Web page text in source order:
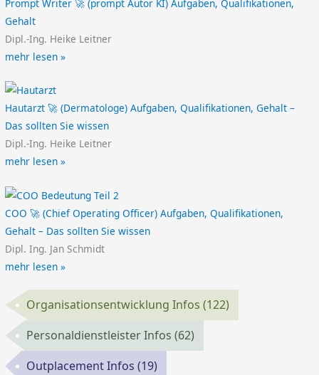
Prompt Writer 🚀 (prompt Autor KI) Aufgaben, Qualifikationen,
Gehalt
Dipl.-Ing. Heike Leitner
mehr lesen »
Hautarzt 🚀 (Dermatologe) Aufgaben, Qualifikationen, Gehalt –
Das sollten Sie wissen
Dipl.-Ing. Heike Leitner
mehr lesen »
COO 🚀 (Chief Operating Officer) Aufgaben, Qualifikationen,
Gehalt – Das sollten Sie wissen
Dipl. Ing. Jan Schmidt
mehr lesen »
Organisationsentwicklung Infos(122)
Personaldienstleister Infos(62)
Outplacement Infos(19)